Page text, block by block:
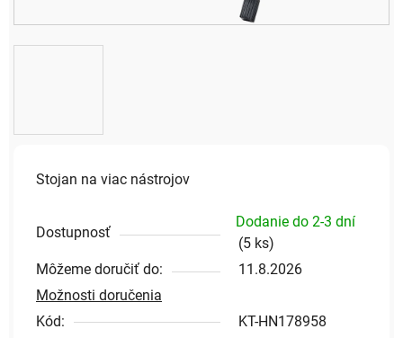
Stojan na viac nástrojov
Dostupnosť
Dodanie do 2-3 dní
(5 ks)
Môžeme doručiť do:
11.8.2026
Možnosti doručenia
Kód:
KT-HN178958